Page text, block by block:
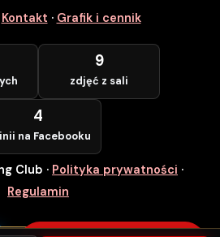
— WCHODZĘ ZA
Kontakt · Grafik i cennik
9
zdjęć z sali
4
na Facebooku
Club · Polityka prywatności ·
Regulamin